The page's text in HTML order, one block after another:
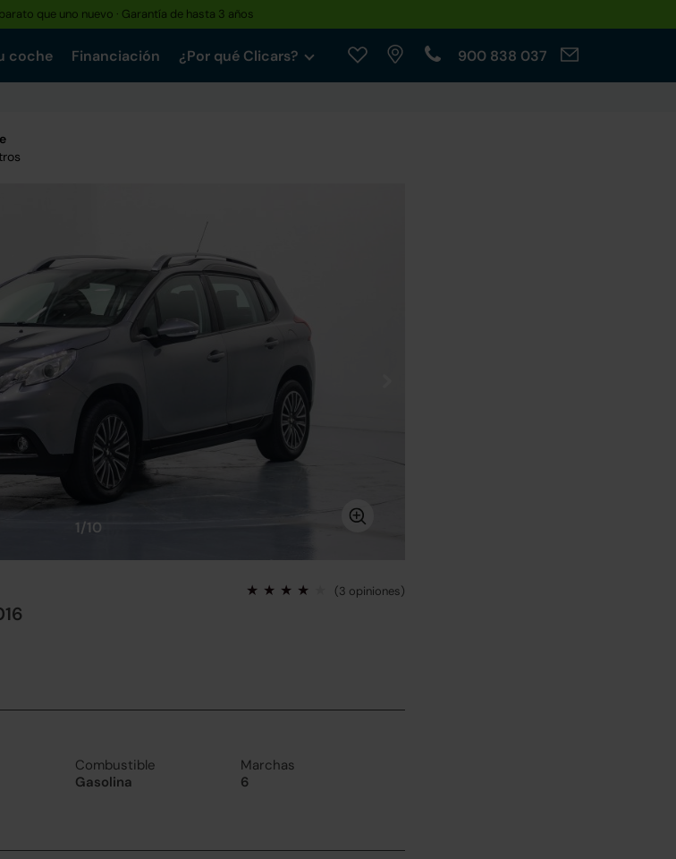
coche hoy · Entrega en 24h a domicilio
coche Financiación ¿Por qué Clicars? 900 838 037
1/10
(3 opiniones)
Combustible
Gasolina
Marchas
6